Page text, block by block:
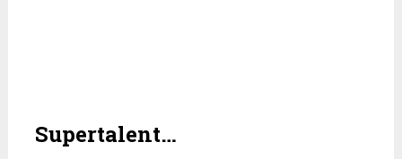
Supertalent…